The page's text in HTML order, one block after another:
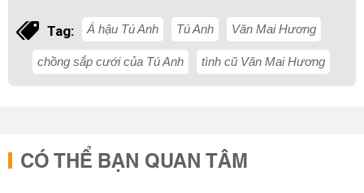
Tag: Á hậu Tú Anh Tú Anh Văn Mai Hương
chồng sắp cưới của Tú Anh tình cũ Văn Mai Hương
CÓ THỂ BẠN QUAN TÂM